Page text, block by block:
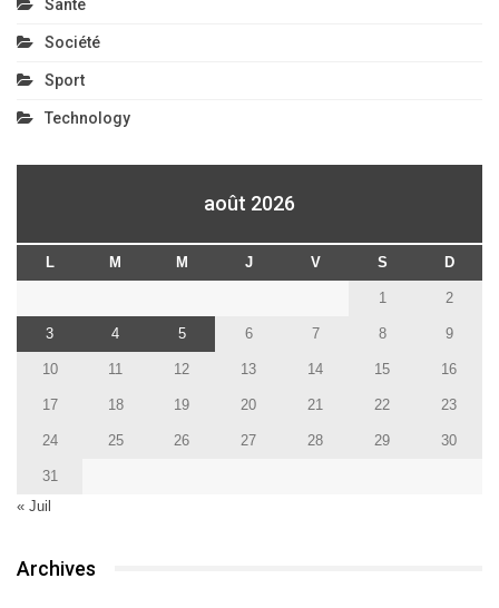
Santé
Société
Sport
Technology
août 2026
L M M J V S D
1 2
3 4 5 6 7 8 9
10 11 12 13 14 15 16
17 18 19 20 21 22 23
24 25 26 27 28 29 30
31
« Juil
Archives